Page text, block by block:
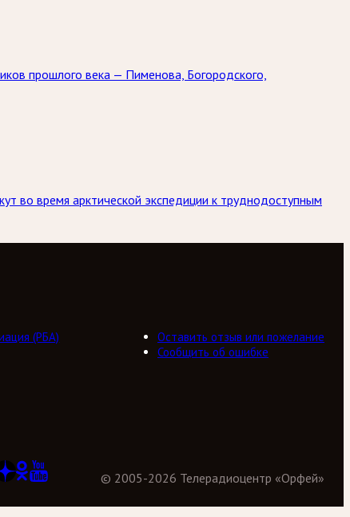
прошлого века — Пименова, Богородского,
во время арктической экспедиции к труднодоступным
(РБА)
Оставить отзыв или пожелание
Сообщить об ошибке
© 2005-2026 Телерадиоцентр «Орфей»